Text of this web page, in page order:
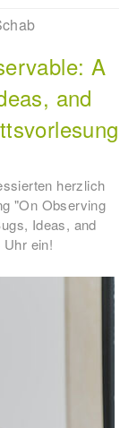
A
and
herzlich
"On Observing
Ideas, and
ein!